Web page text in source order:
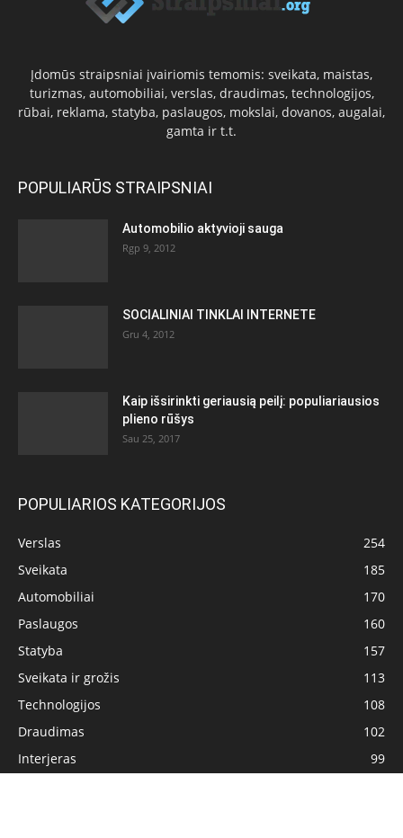
Įdomūs straipsniai įvairiomis temomis: sveikata, maistas,
turizmas, automobiliai, verslas, draudimas, technologijos,
rūbai, reklama, statyba, paslaugos, mokslai, dovanos, augalai,
gamta ir t.t.
POPULIARŪS STRAIPSNIAI
Automobilio aktyvioji sauga
Rgp 9, 2012
SOCIALINIAI TINKLAI INTERNETE
Gru 4, 2012
Kaip išsirinkti geriausią peilį: populiariausios
plieno rūšys
Sau 25, 2017
POPULIARIOS KATEGORIJOS
Verslas
254
Sveikata
185
Automobiliai
170
Paslaugos
160
Statyba
157
Sveikata ir grožis
113
Technologijos
108
Draudimas
102
Interjeras
99